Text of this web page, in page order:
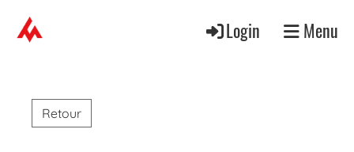
Login Menu
Retour